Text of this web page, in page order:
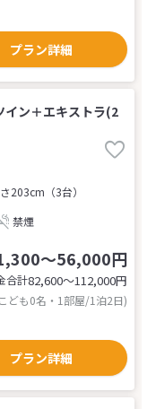
プラン詳細
イン＋エキストラ(2
203cm（3台）
禁煙
～56,000円
合計82,600〜112,000円
ども0名・1部屋/1泊2日)
プラン詳細